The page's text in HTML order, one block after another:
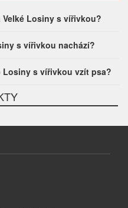
Losiny s vířivkou?
s vířivkou nachází?
Losiny s vířivkou vzít psa?